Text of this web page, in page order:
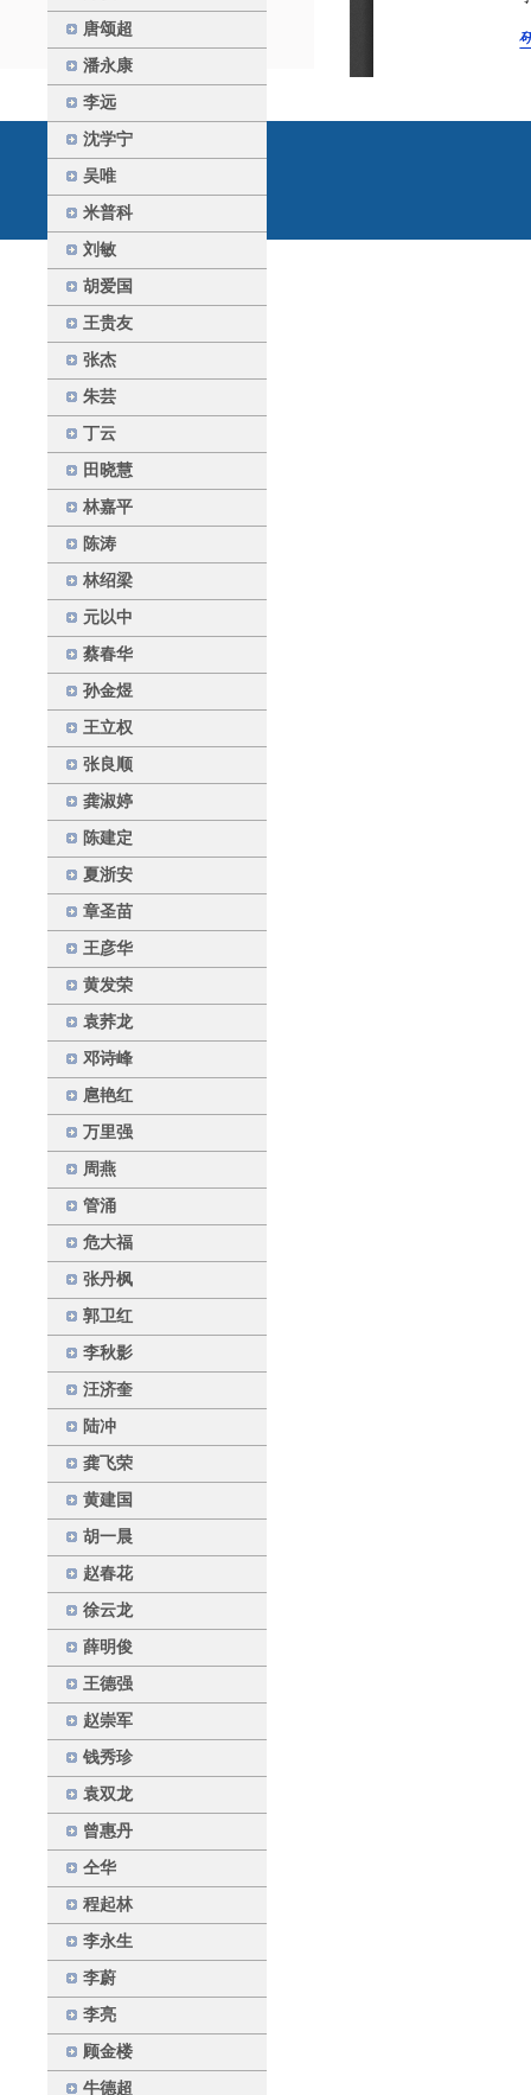
唐颂超
潘永康
李远
沈学宁
吴唯
米普科
刘敏
胡爱国
王贵友
张杰
朱芸
丁云
田晓慧
林嘉平
陈涛
林绍梁
元以中
蔡春华
孙金煜
王立权
张良顺
龚淑婷
陈建定
夏浙安
章圣苗
王彦华
黄发荣
袁荞龙
邓诗峰
扈艳红
万里强
周燕
管涌
危大福
张丹枫
郭卫红
李秋影
汪济奎
陆冲
龚飞荣
黄建国
胡一晨
赵春花
徐云龙
薛明俊
王德强
赵崇军
钱秀珍
袁双龙
曾惠丹
仝华
程起林
李永生
李蔚
李亮
顾金楼
牛德超